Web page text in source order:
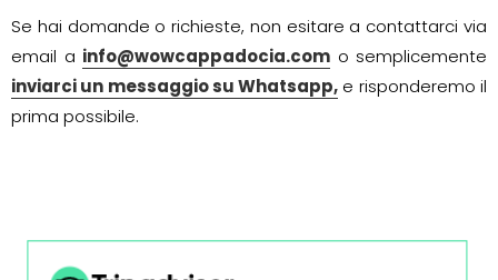
Se hai domande o richieste, non esitare a contattarci via
email a info@wowcappadocia.com o semplicemente
inviarci un messaggio su Whatsapp, e risponderemo il
prima possibile.